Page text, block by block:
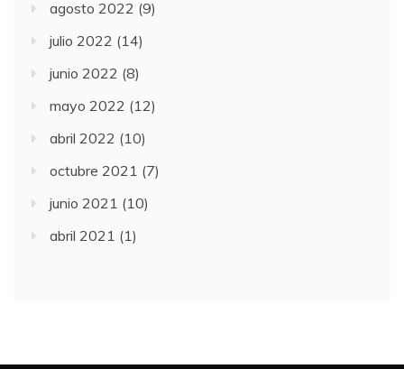
agosto 2022 (9)
julio 2022 (14)
junio 2022 (8)
mayo 2022 (12)
abril 2022 (10)
octubre 2021 (7)
junio 2021 (10)
abril 2021 (1)